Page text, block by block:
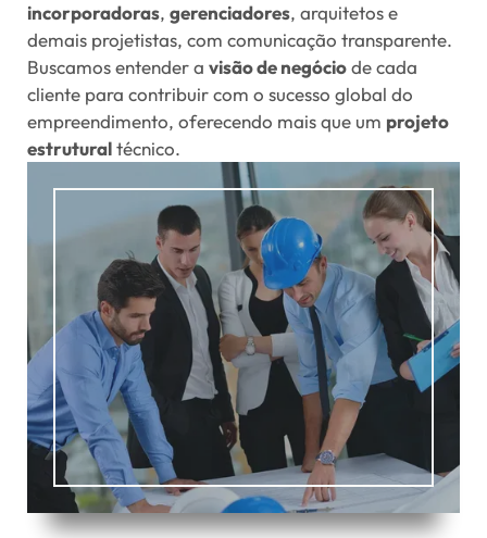
incorporadoras, gerenciadores, arquitetos e
demais projetistas, com comunicação transparente.
Buscamos entender a visão de negóciode cada
cliente para contribuir com o sucesso global do
empreendimento, oferecendo mais que um projeto
estruturaltécnico.